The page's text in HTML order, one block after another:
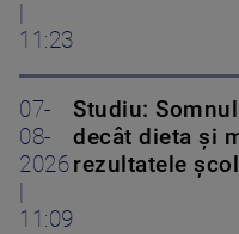
11:23
07-
08-
2026
11:09
Studiu:
decât dieta și
rezultatele